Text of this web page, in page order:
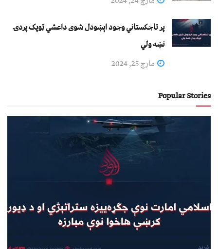
پر تاجکستاني وجود اېښودل شوی داعشي ټوپک پردۍ
نښه ولي
مارچ 25, 2024
Popular Stories